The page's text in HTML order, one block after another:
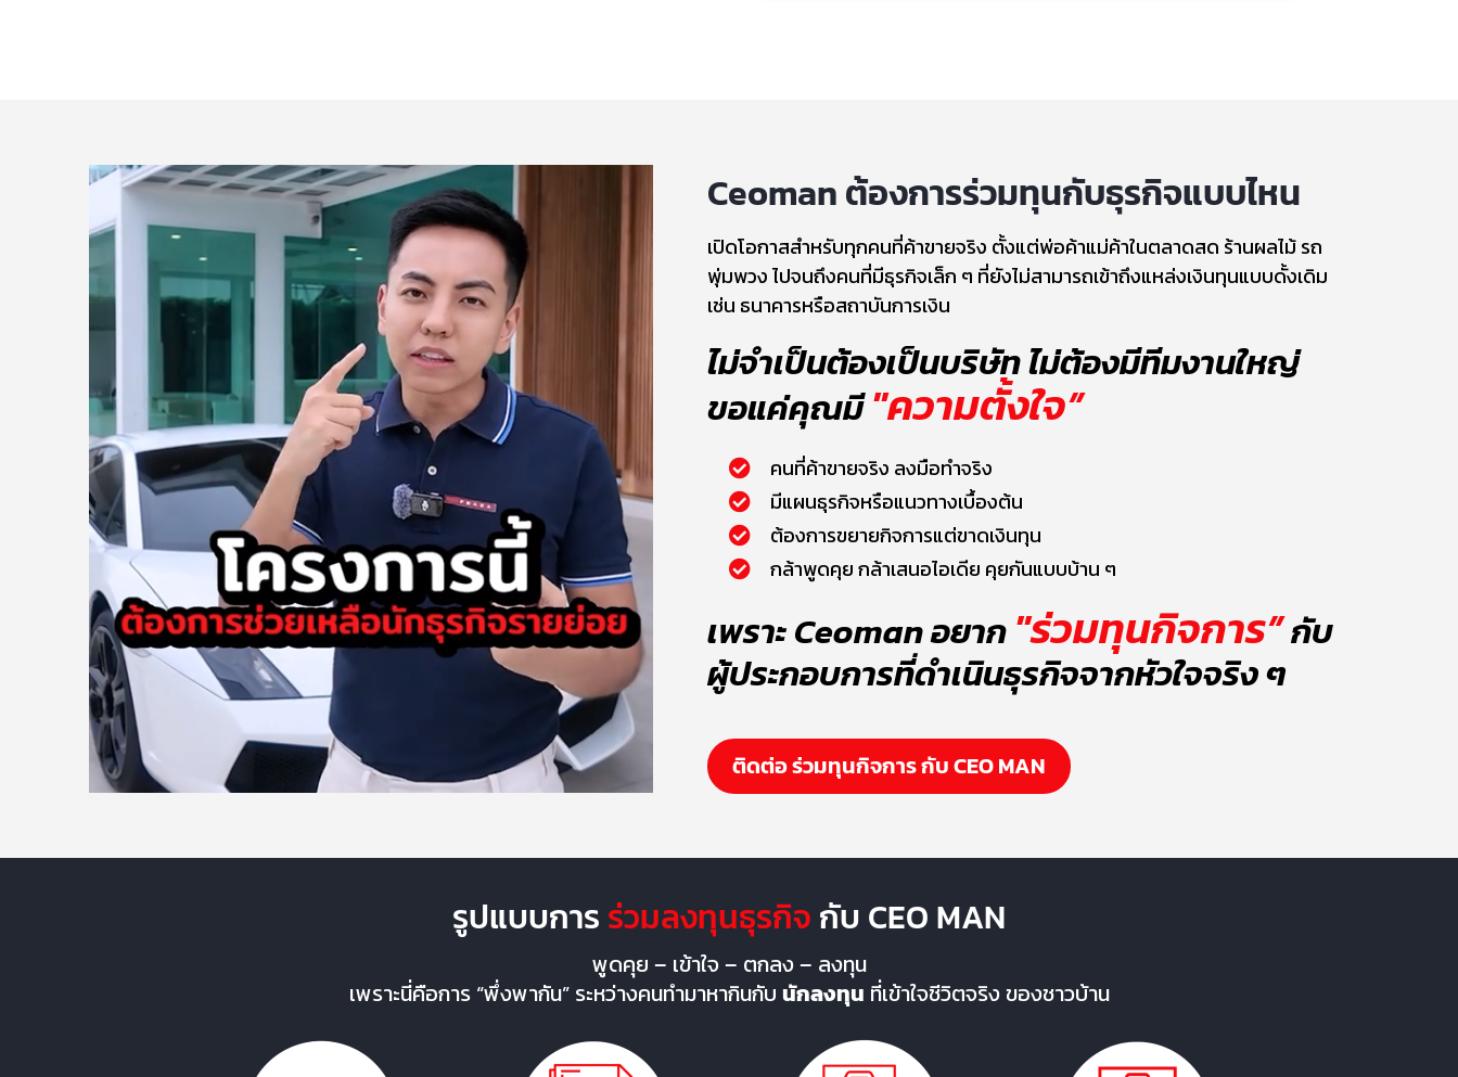
Ceoman ต้องการร่วมทุนกับธุรกิจแบบไหน
เปิดโอกาสสำหรับทุกคนที่ค้าขายจริง ตั้งแต่พ่อค้าแม่ค้าในตลาดสด ร้านผลไม้ รถ
พุ่มพวง ไปจนถึงคนที่มีธุรกิจเล็ก ๆ ที่ยังไม่สามารถเข้าถึงแหล่งเงินทุนแบบดั้งเดิม
เช่น ธนาคารหรือสถาบันการเงิน
ไม่จำเป็นต้องเป็นบริษัท ไม่ต้องมีทีมงานใหญ่
ขอแค่คุณมี"ความตั้งใจ”
คนที่ค้าขายจริง ลงมือทำจริง
มีแผนธุรกิจหรือแนวทางเบื้องต้น
ต้องการขยายกิจการแต่ขาดเงินทุน
กล้าพูดคุย กล้าเสนอไอเดีย คุยกันแบบบ้าน ๆ
เพราะ Ceoman อยาก"ร่วมทุนกิจการ”กับ
ผู้ประกอบการที่ดำเนินธุรกิจจากหัวใจจริง ๆ
ติดต่อ ร่วมทุนกิจการ กับ CEO MAN
รูปแบบการ ร่วมลงทุนธุรกิจ กับ CEO MAN
พูดคุย – เข้าใจ – ตกลง – ลงทุน
เพราะนี่คือการ “พึ่งพากัน” ระหว่างคนทำมาหากินกับ นักลงทุน ที่เข้าใจชีวิตจริง ของชาวบ้าน